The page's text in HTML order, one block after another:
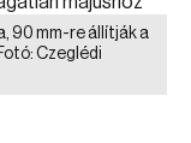
90 mm-re állítják a
Czeglédi